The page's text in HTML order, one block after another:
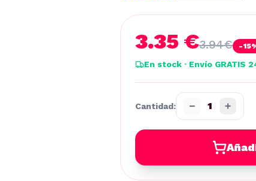
3.35 €3.94€ -15
En stock · Envío GRATIS
Cantidad: − 1 +